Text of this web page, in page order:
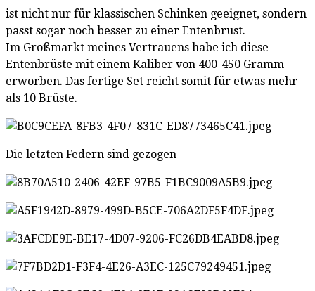
ist nicht nur für klassischen Schinken geeignet, sondern
passt sogar noch besser zu einer Entenbrust.
Im Großmarkt meines Vertrauens habe ich diese
Entenbrüste mit einem Kaliber von 400-450 Gramm
erworben. Das fertige Set reicht somit für etwas mehr
als 10 Brüste.
Die letzten Federn sind gezogen